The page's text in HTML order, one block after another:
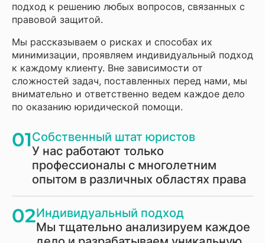
подход к решению любых вопросов, связанных с
правовой защитой.
Мы рассказываем о рисках и способах их
минимизации, проявляем индивидуальный подход
к каждому клиенту. Вне зависимости от
сложностей задач, поставленных перед нами, мы
внимательно и ответственно ведем каждое дело
по оказанию юридической помощи.
01Собственный штат юристов
У нас работают только
профессионалы с многолетним
опытом в различных областях права
02Индивидуальный подход
Мы тщательно анализируем каждое